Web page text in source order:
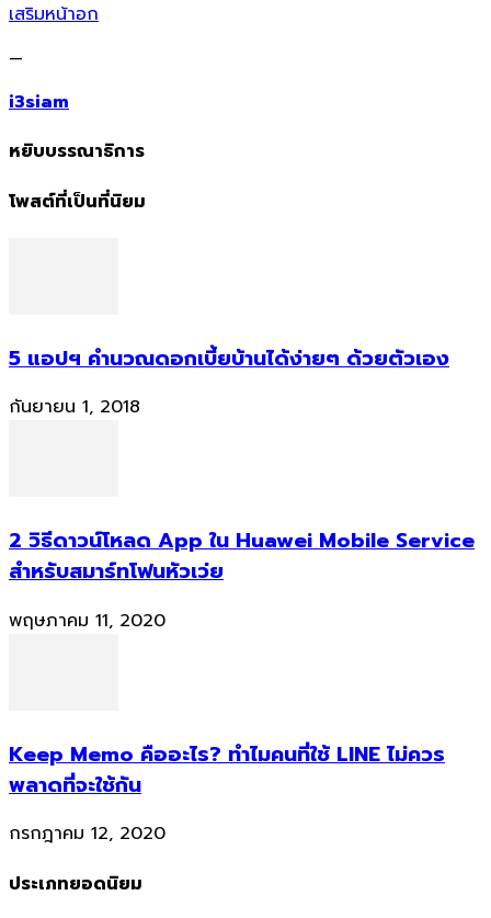
เสริมหน้าอก
—
i3siam
หยิบบรรณาธิการ
โพสต์ที่เป็นที่นิยม
5 แอปฯ คำนวณดอกเบี้ยบ้านได้ง่ายๆ ด้วยตัวเอง
กันยายน 1, 2018
2 วิธีดาวน์โหลด App ใน Huawei Mobile Service
สำหรับสมาร์ทโฟนหัวเว่ย
พฤษภาคม 11, 2020
Keep Memo คืออะไร? ทำไมคนที่ใช้ LINE ไม่ควร
พลาดที่จะใช้กัน
กรกฎาคม 12, 2020
ประเภทยอดนิยม